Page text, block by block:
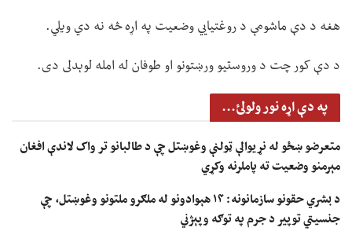
هغه د دې ماشومې د روغتیايي وضعیت په اړه څه نه دي ویلي.
د دې کور چت د وروستیو ورښتونو او طوفان له امله لوېدلی دی.
په دې اړه نور ولولئ...
متعرضو ښځو له نړیوالې ټولنې وغوښتل چې د طالبانو تر واک لاندې افغان
مېرمنو وضعیت ته پاملرنه وکړي
د بشري حقونو سازمانونه: ۱۴ هېوادونو له ملګرو ملتونو وغوښتل، چې
جنسیتي توپير د جرم په توګه وپېژني